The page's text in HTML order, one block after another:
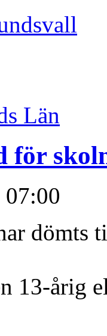
Län
för
dömts
13-årig